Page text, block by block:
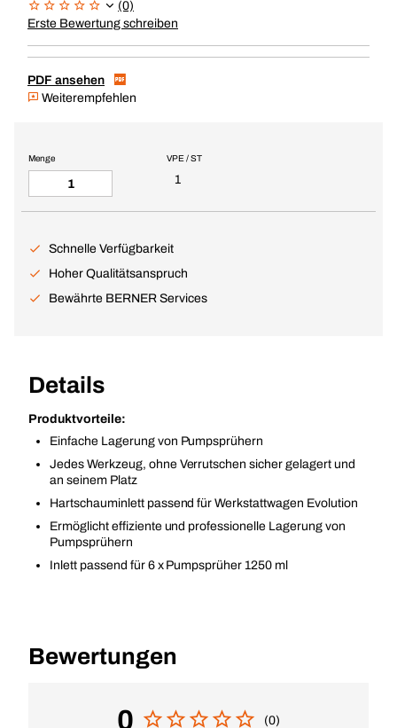
(0)
Erste Bewertung schreiben
PDF ansehen
Weiterempfehlen
VPE / ST
1
Menge
Schnelle Verfügbarkeit
Hoher Qualitätsanspruch
Bewährte BERNER Services
Details
Produktvorteile:
Einfache Lagerung von Pumpsprühern
Jedes Werkzeug, ohne Verrutschen sicher gelagert und
an seinem Platz
Hartschauminlett passend für Werkstattwagen Evolution
Ermöglicht effiziente und professionelle Lagerung von
Pumpsprühern
Inlett passend für 6 x Pumpsprüher 1250 ml
Bewertungen
0 (0)